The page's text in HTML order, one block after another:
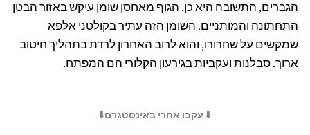
הגברים, התשובה היא כן. הגוף מאחסן שומן עיקש באזור הבטן
התחתונה והמותניים. השומן הזה עתיר בקולטני אלפא
שמקשים על שחרורו, והוא לרוב האחרון לרדת בתהליך חיטוב
ארוך. סבלנות ועקביות בגירעון הקלורי הם המפתח.
⬇️ עקבו אחרי באינסטגרם⬇️